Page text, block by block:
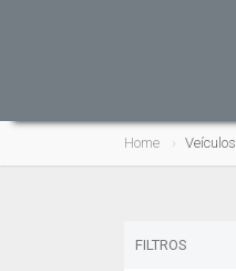
Home Veículos
FILTROS